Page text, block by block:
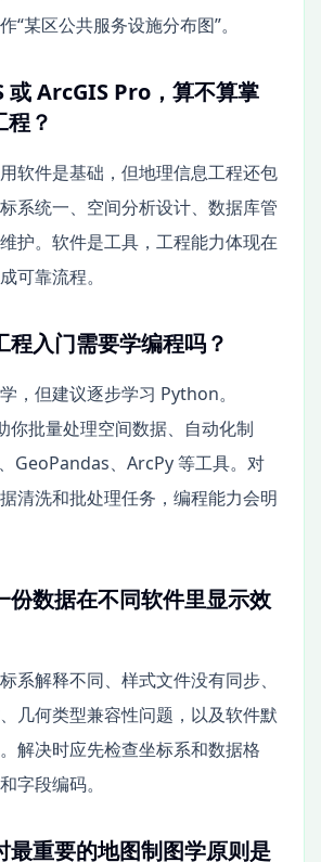
“某区公共服务设施分布图”。
或 ArcGIS Pro，算不算掌
？
软件是基础，但地理信息工程还包
系统一、空间分析设计、数据库管
护。软件是工具，工程能力体现在
可靠流程。
程入门需要学编程吗？
，但建议逐步学习 Python。
你批量处理空间数据、自动化制
GeoPandas、ArcPy 等工具。对
清洗和批处理任务，编程能力会明
份数据在不同软件里显示效
系解释不同、样式文件没有同步、
几何类型兼容性问题，以及软件默
解决时应先检查坐标系和数据格
字段编码。
最重要的地图制图学原则是